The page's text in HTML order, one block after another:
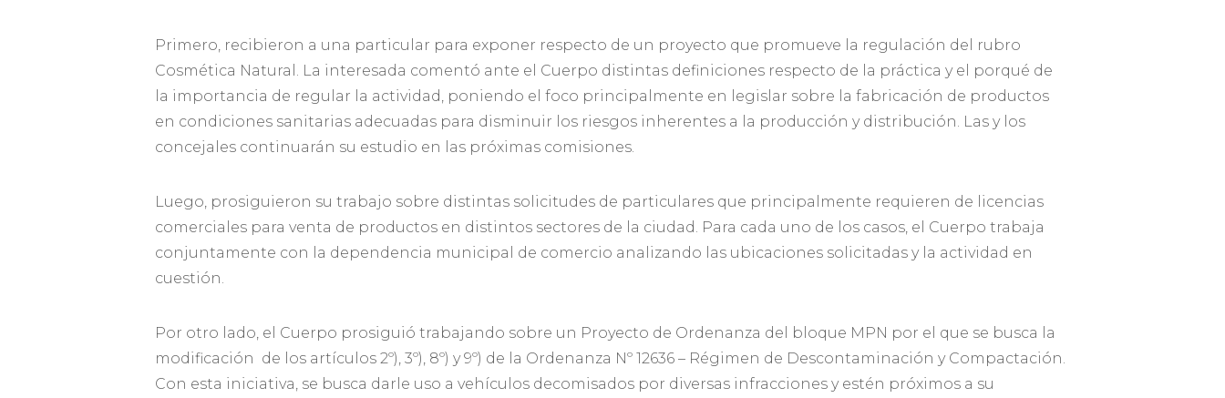
Primero, recibieron a una particular para exponer respecto de un proyecto que promueve la regulación del rubro
Cosmética Natural. La interesada comentó ante el Cuerpo distintas definiciones respecto de la práctica y el porqué de
la importancia de regular la actividad, poniendo el foco principalmente en legislar sobre la fabricación de productos
en condiciones sanitarias adecuadas para disminuir los riesgos inherentes a la producción y distribución. Las y los
concejales continuarán su estudio en las próximas comisiones.
Luego, prosiguieron su trabajo sobre distintas solicitudes de particulares que principalmente requieren de licencias
comerciales para venta de productos en distintos sectores de la ciudad. Para cada uno de los casos, el Cuerpo trabaja
conjuntamente con la dependencia municipal de comercio analizando las ubicaciones solicitadas y la actividad en
cuestión.
Por otro lado, el Cuerpo prosiguió trabajando sobre un Proyecto de Ordenanza del bloque MPN por el que se busca la
modificación de los artículos 2º), 3º), 8º) y 9º) de la Ordenanza Nº 12636 – Régimen de Descontaminación y Compactación.
Con esta iniciativa, se busca darle uso a vehículos decomisados por diversas infracciones y estén próximos a su